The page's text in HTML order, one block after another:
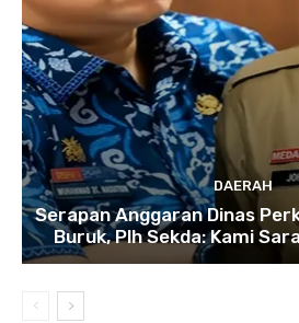
DAERAH
Serapan Anggaran Dinas
Buruk, Plh Sekda: Kami